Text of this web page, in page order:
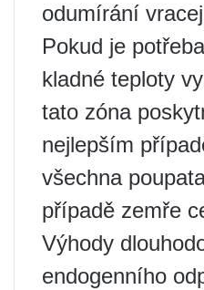
odumírání
Pokud je
kladné teploty
tato zóna
nejlepším
všechna
případě zemře
Výhody
endogenního